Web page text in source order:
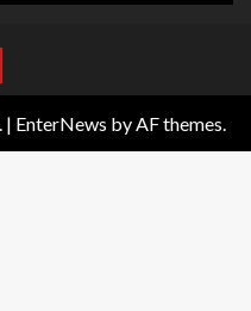
| EnterNews by AF themes.